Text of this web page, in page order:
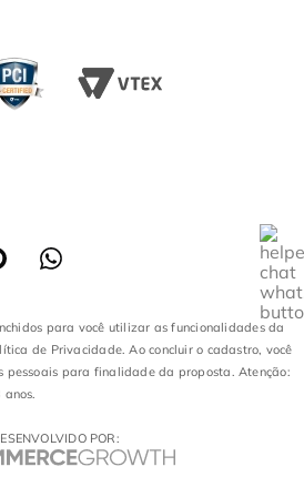
para você utilizar as funcionalidades da
de Privacidade. Ao concluir o cadastro, você
pessoais para finalidade da proposta. Atenção:
POR: